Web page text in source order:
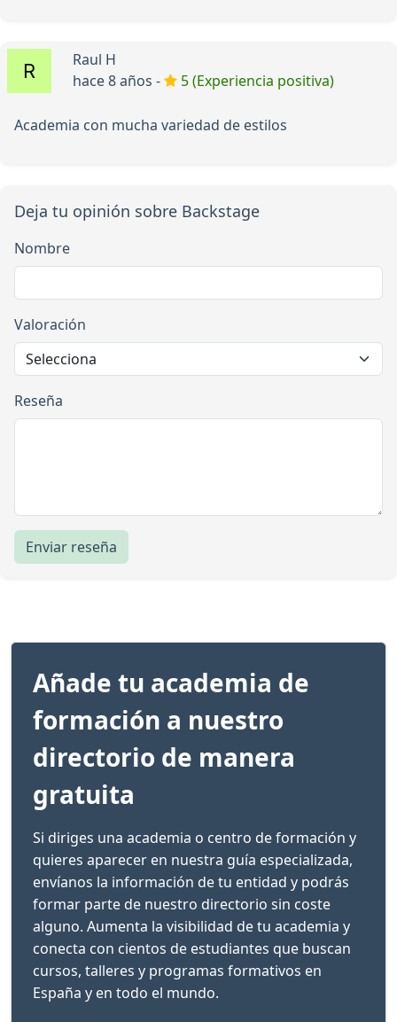
Raul H
hace 8 años -
5 (Experiencia positiva)
Academia con mucha variedad de estilos
Deja tu opinión sobre Backstage
Nombre
Valoración
Reseña
Enviar reseña
Añade tu academia de
formación a nuestro
directorio de manera
gratuita
Si diriges una academia o centro de formación y
quieres aparecer en nuestra guía especializada,
envíanos la información de tu entidad y podrás
formar parte de nuestro directorio sin coste
alguno. Aumenta la visibilidad de tu academia y
conecta con cientos de estudiantes que buscan
cursos, talleres y programas formativos en
España y en todo el mundo.